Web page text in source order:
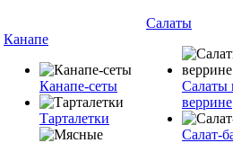
Канапе
Канапе-сеты
Тарталетки
Салаты
Салаты
веррине
Салат-